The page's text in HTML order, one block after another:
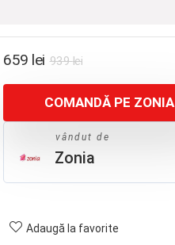
939leiPrețul
inițial
a
fost:
939 lei.
659 lei
Prețul
curent
este:
659 lei.
COMANDĂ PE ZONIA
vândut de
Zonia
Adaugă la favorite